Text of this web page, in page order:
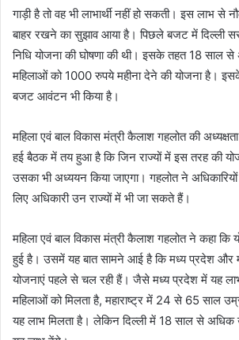
गाड़ी है तो वह भी लाभार्थी नहीं हो सकती। इस लाभ से
बाहर रखने का सुझाव आया है। पिछले बजट में दिल्ली
निधि योजना की घोषणा की थी। इसके तहत 18 साल
महिलाओं को 1000 रुपये महीना देने की योजना है।
बजट आवंटन भी किया है।
महिला एवं बाल विकास मंत्री कैलाश गहलोत की
हई बैठक में तय हुआ है कि जिन राज्यों में इस तरह की
उसका भी अध्ययन किया जाएगा। गहलोत ने
लिए अधिकारी उन राज्यों में भी जा सकते हैं।
महिला एवं बाल विकास मंत्री कैलाश गहलोत ने कहा कि
हुई है। उसमें यह बात सामने आई है कि मध्य प्रदेश और
योजनाएं पहले से चल रही हैं। जैसे मध्य प्रदेश में यह
महिलाओं को मिलता है, महाराष्ट्र में 24 से 65 साल
यह लाभ मिलता है। लेकिन दिल्ली में 18 साल से अधिक